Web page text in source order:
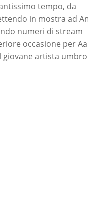
tempo, da
in mostra ad
numeri di stream
occasione per
giovane artista